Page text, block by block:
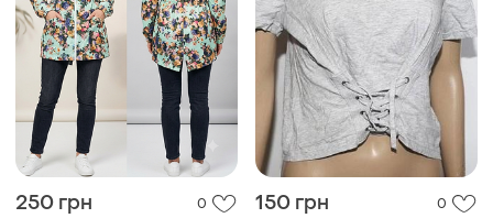
250 грн 0 150 грн 0